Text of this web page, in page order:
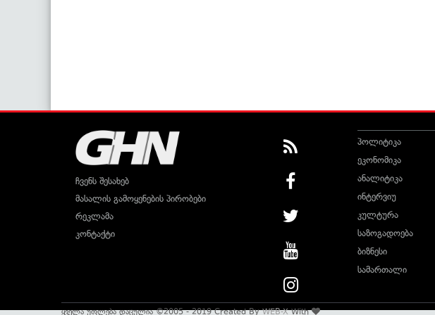
ჩვენს შესახებ
მასალის გამოყენების პირობები
რეკლამა
კონტაქტი
პოლიტიკა
ეკონომიკა
ანალიტიკა
ინტერვიუ
კულტურა
საზოგადოება
ბიზნესი
სამართალი
ყველა უფლება დაცულია ©2005 - 2019 Created ByWEB-XWith